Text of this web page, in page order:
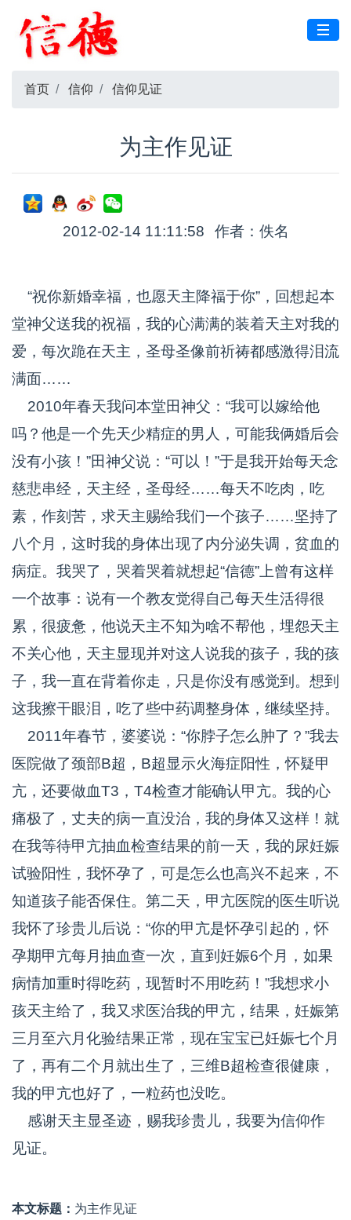
首页 信仰 信仰见证
为主作见证
2012-02-14 11:11:58 作者：佚名
“祝你新婚幸福，也愿天主降福于你”，回想起本
堂神父送我的祝福，我的心满满的装着天主对我的
爱，每次跪在天主，圣母圣像前祈祷都感激得泪流
满面……
2010年春天我问本堂田神父：“我可以嫁给他
吗？他是一个先天少精症的男人，可能我俩婚后会
没有小孩！”田神父说：“可以！”于是我开始每天念
慈悲串经，天主经，圣母经……每天不吃肉，吃
素，作刻苦，求天主赐给我们一个孩子……坚持了
八个月，这时我的身体出现了内分泌失调，贫血的
病症。我哭了，哭着哭着就想起“信德”上曾有这样
一个故事：说有一个教友觉得自己每天生活得很
累，很疲惫，他说天主不知为啥不帮他，埋怨天主
不关心他，天主显现并对这人说我的孩子，我的孩
子，我一直在背着你走，只是你没有感觉到。想到
这我擦干眼泪，吃了些中药调整身体，继续坚持。
2011年春节，婆婆说：“你脖子怎么肿了？”我去
医院做了颈部B超，B超显示火海症阳性，怀疑甲
亢，还要做血T3，T4检查才能确认甲亢。我的心
痛极了，丈夫的病一直没治，我的身体又这样！就
在我等待甲亢抽血检查结果的前一天，我的尿妊娠
试验阳性，我怀孕了，可是怎么也高兴不起来，不
知道孩子能否保住。第二天，甲亢医院的医生听说
我怀了珍贵儿后说：“你的甲亢是怀孕引起的，怀
孕期甲亢每月抽血查一次，直到妊娠6个月，如果
病情加重时得吃药，现暂时不用吃药！”我想求小
孩天主给了，我又求医治我的甲亢，结果，妊娠第
三月至六月化验结果正常，现在宝宝已妊娠七个月
了，再有二个月就出生了，三维B超检查很健康，
我的甲亢也好了，一粒药也没吃。
感谢天主显圣迹，赐我珍贵儿，我要为信仰作
见证。
本文标题： 为主作见证